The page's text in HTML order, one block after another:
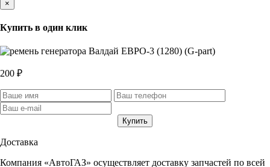
×
Купить в один клик
200 ₽
Доставка
Компания «АвтоГАЗ» осуществляет доставку запчастей по всей